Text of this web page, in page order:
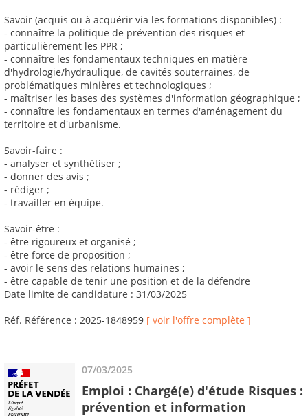
Savoir (acquis ou à acquérir via les formations disponibles) :
- connaître la politique de prévention des risques et
particulièrement les PPR ;
- connaître les fondamentaux techniques en matière
d'hydrologie/hydraulique, de cavités souterraines, de
problématiques minières et technologiques ;
- maîtriser les bases des systèmes d'information géographique ;
- connaître les fondamentaux en termes d'aménagement du
territoire et d'urbanisme.
Savoir-faire :
- analyser et synthétiser ;
- donner des avis ;
- rédiger ;
- travailler en équipe.
Savoir-être :
- être rigoureux et organisé ;
- être force de proposition ;
- avoir le sens des relations humaines ;
- être capable de tenir une position et de la défendre
Date limite de candidature : 31/03/2025
Réf. Référence : 2025-1848959 [ voir l'offre complète ]
07/03/2025
Emploi : Chargé(e) d'étude Risques :
prévention et information